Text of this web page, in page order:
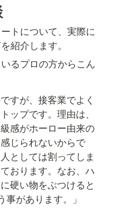
トについて、実際に
紹介します。
るプロの方からこん
すが、接客業でよく
ップです。理由は、
感がホーロー由来の
じられないからで
としては割ってしま
おります。なお、ハ
硬い物をぶつけると
があります。」